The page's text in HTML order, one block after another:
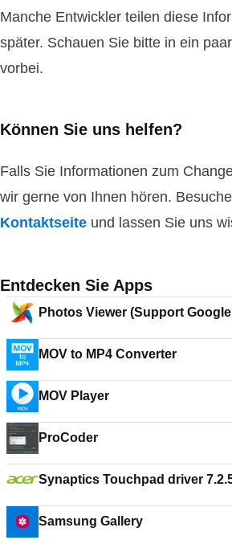
Manche Entwickler teilen diese
später. Schauen Sie bitte in ein
vorbei.
Können Sie uns helfen?
Falls Sie Informationen zum
wir gerne von Ihnen hören.
Kontaktseite und lassen Sie uns
Entdecken Sie Apps
Photos Viewer (Support
MOV to MP4 Converter
MOV Player
ProCoder
Synaptics Touchpad driver
Samsung Gallery